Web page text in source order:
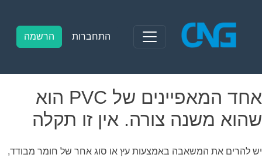
content
התחברות הרשמה
אחד המאפיינים של PVC הוא
שהוא משנה צורה. אין זו תקלה
יש להרים את המשאבה באמצעות עץ או סוג אחר של חומר מבודד,